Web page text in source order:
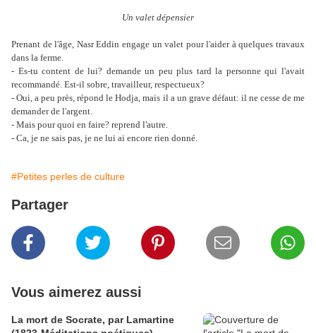
Un valet dépensier
Prenant de l'âge, Nasr Eddin engage un valet pour l'aider à quelques travaux
dans la ferme.
- Es-tu content de lui? demande un peu plus tard la personne qui l'avait
recommandé. Est-il sobre, travailleur, respectueux?
- Oui, a peu près, répond le Hodja, mais il a un grave défaut: il ne cesse de me
demander de l'argent.
- Mais pour quoi en faire? reprend l'autre.
- Ca, je ne sais pas, je ne lui ai encore rien donné.
#Petites perles de culture
Partager
Vous aimerez aussi
La mort de Socrate, par Lamartine